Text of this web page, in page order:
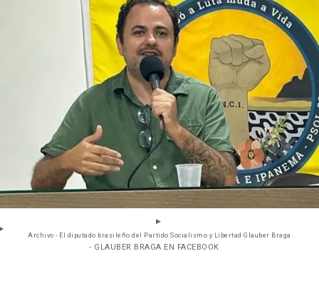
Archivo - El diputado brasileño del Partido Socialismo y Libertad Glauber Braga
- GLAUBER BRAGA EN FACEBOOK